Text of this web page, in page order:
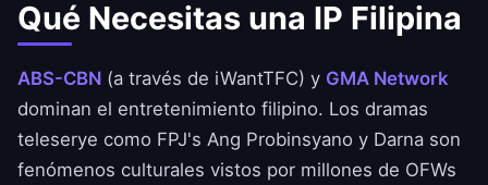
Qué Necesitas una IP Filipina
ABS-CBN (a través de iWantTFC) y GMA Network
dominan el entretenimiento filipino. Los dramas
teleserye como FPJ's Ang Probinsyano y Darna son
fenómenos culturales vistos por millones de OFWs